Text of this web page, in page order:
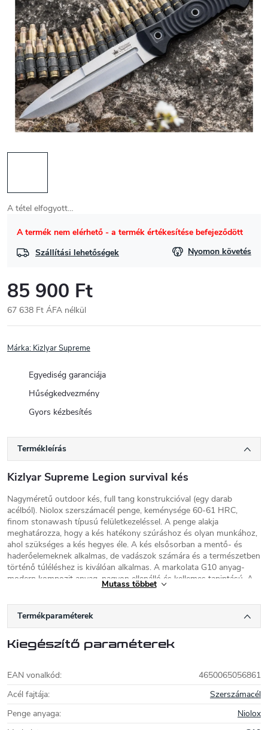
A tétel elfogyott…
A termék nem elérhető - a termék értékesítése befejeződött
Szállítási lehetőségek
Nyomon követés
85 900 Ft
67 638 Ft ÁFA nélkül
Márka: Kizlyar Supreme
Egyediség garanciája
Hűségkedvezmény
Gyors kézbesítés
Termékleírás
Kizlyar Supreme Legion survival kés
Nagyméretű outdoor kés, full tang konstrukcióval (egy darab
acélból). Niolox szerszámacél penge, keménysége 60-61 HRC,
finom stonawash típusú felületkezeléssel. A penge alakja
meghatározza, hogy a kés hatékony szúráshoz és olyan munkához,
ahol szükséges a kés hegyes éle. A kés elsősorban a mentő- és
haderőelemeknek alkalmas, de vadászok számára és a természetben
történő túléléshez is kiválóan alkalmas. A markolata G10 anyag-
modern kompozit anyag, nagyon ellenálló és kellemes tapintású. A
késhez nylon-műanyag tok tartozik, amely kompatibilis a Molle
Kizlyar Supreme
A Kizlyar Supremeegy modern orosz
"nyugati" elemekkel. Az eredmény érdekes,
kiváló minőségű anyagokból készült kések,
amelyek a legújabb technológiát használják.
A Kizlyar Supreme késekfőleg D2 vagy AUS-8 acélból készülnek,
Mutass többet
Termékparaméterek
Kiegészítő paraméterek
EAN vonalkód:
4650065056861
Acél fajtája:
Szerszámacél
Penge anyaga:
Niolox